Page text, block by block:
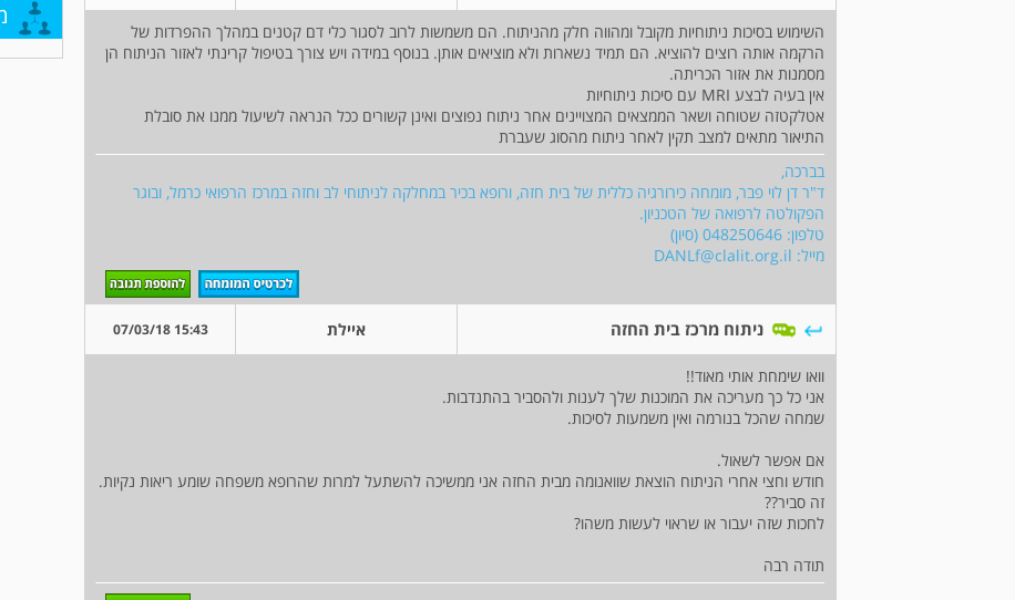
השימוש בסיכות ניתוחיות מקובל ומהווה חלק מהניתוח. הם משמשות לרוב לסגור כלי דם קטנים במהלך ההפרדות של
הרקמה אותה רוצים להוציא. הם תמיד נשארות ולא מוציאים אותן. בנוסף במידה ויש צורך בטיפול קרינתי לאזור הניתוח הן
מסמנות את אזור הכריתה.
אין בעיה לבצע MRI עם סיכות ניתוחיות
אטלקטזה שטוחה ושאר הממצאים המצויינים אחר ניתוח נפוצים ואינן קשורים ככל הנראה לשיעול ממנו את סובלת
התיאור מתאים למצב תקין לאחר ניתוח מהסוג שעברת
בברכה,
ד"ר דן לוי פבר, מומחה כירורגיה כללית של בית חזה, ורופא בכיר במחלקה לניתוחי לב וחזה במרכז הרפואי כרמל, ובוגר
הפקולטה לרפואה של הטכניון.
טלפון: 048250646 (סיון)
מייל: DANLf@clalit.org.il
ניתוח מרכז בית החזה איילת 15:43 07/03/18
וואו שימחת אותי מאוד!!
אני כל כך מעריכה את המוכנות שלך לענות ולהסביר בהתנדבות.
שמחה שהכל בנורמה ואין משמעות לסיכות.
אם אפשר לשאול.
חודש וחצי אחרי הניתוח הוצאת שוואנומה מבית החזה אני ממשיכה להשתעל למרות שהרופא משפחה שומע ריאות נקיות.
זה סביר??
לחכות שזה יעבור או שראוי לעשות משהו?
תודה רבה